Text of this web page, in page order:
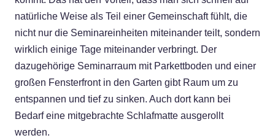
natürliche Weise als Teil einer Gemeinschaft fühlt, die
nicht nur die Seminareinheiten miteinander teilt, sondern
wirklich einige Tage miteinander verbringt. Der
dazugehörige Seminarraum mit Parkettboden und einer
großen Fensterfront in den Garten gibt Raum um zu
entspannen und tief zu sinken. Auch dort kann bei
Bedarf eine mitgebrachte Schlafmatte ausgerollt
werden.